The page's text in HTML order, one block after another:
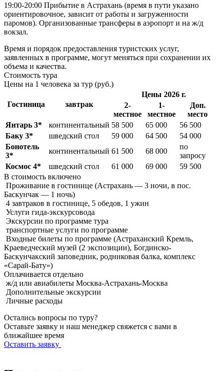
19:00-20:00 Прибытие в Астрахань (время в пути указано
ориентировочное, зависит от работы и загруженности
паромов). Организованные трансферы в аэропорт и на ж/д
вокзал.
Время и порядок предоставления туристских услуг,
заявленных в программе, могут меняться при сохранении их
объема и качества.
Стоимость тура
Цены на 1 человека за тур (руб.)
Гостиница завтрак
Цены 2026 г.
2-
местное
1-
местное
Доп.
место
Янтарь 3*
континентальный 58 500 65 000
56 500
Баку 3*
шведский стол 59 000 64 500
54 000
Бонотель
3*
континентальный 61 500 68 000
по
запросу
Космос 4*
шведский стол 61 000 69 000
59 500
В стоимость включено
Проживание в гостинице (Астрахань — 3 ночи, в пос.
Баскунчак — 1 ночь)
4 завтраков в гостинице, 5 обедов, 1 ужин
Услуги гида-экскурсовода
Экскурсии по программе тура
транспортные услуги по программе
Входные билеты по программе (Астраханский Кремль,
Краеведческий музей (2 экспозиции), Богдинско-
Баскунчакский заповедник, родниковая балка, комплекс
«Сарай-Бату»)
Оплачивается отдельно
ж/д или авиабилеты Москва-Астрахань-Москва
Дополнительные экскурсии
Личные расходы
Остались вопросы по туру?
Оставьте заявку и наш менеджер свяжется с вами в
ближайшее время
Оставить заявку